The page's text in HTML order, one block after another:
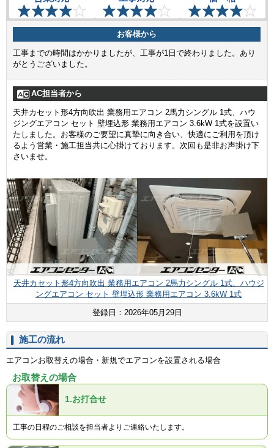
お客様から
工事までの時間はかかりましたが、工事が1日で終わりました。あり
がとうございました。
AC担当者から
天井カセット形4方向吹出 業務用エアコン 2馬力シングル 1式、ハウ
ジングエアコン セット 壁埋込形 業務用エアコン 3.6kW 1式を設置い
たしました。お客様のご要望に真摯に向き合い、快適にご利用を頂け
るよう営業・施工担当共に心掛けております。次回も是非お声掛け下
さいませ。
天井カセット形4方向吹出 業務用エアコン 2馬力シングル 1式、ハウジ
ングエアコン セット 壁埋込形 業務用エアコン 3.6kW 1式
登録日：2026年05月29日
施工の流れ
エアコンお取替えの場合・新規でエアコンを設置される場合
お取替えの場合
1.お打合せ
工事の日程のご相談を担当者よりご連絡いたします。